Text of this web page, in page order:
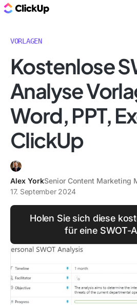
VORLAGEN
Kostenlose
Analyse
Word, PPT,
ClickUp
Alex YorkSenior Content Marketing
17. September 2024
Holen Sie sich diese
für eine SWOT-